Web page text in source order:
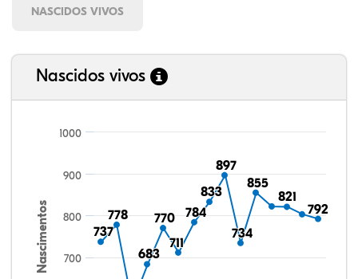
NASCIDOS VIVOS
Nascidos vivos
Nascimentos 737
737
778
778
683
683
770
770
711
711
784
784
833
833
897
897
734
734
855
855
821
821
792
792
700
800
900
1000